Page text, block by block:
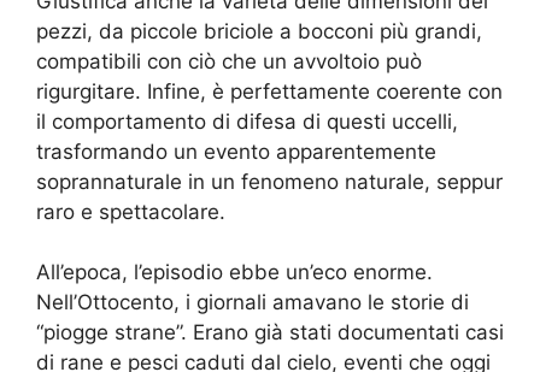
pezzi, da piccole briciole a bocconi più grandi,
compatibili con ciò che un avvoltoio può
rigurgitare. Infine, è perfettamente coerente con
il comportamento di difesa di questi uccelli,
trasformando un evento apparentemente
soprannaturale in un fenomeno naturale, seppur
raro e spettacolare.
All’epoca, l’episodio ebbe un’eco enorme.
Nell’Ottocento, i giornali amavano le storie di
“piogge strane”. Erano già stati documentati casi
di rane e pesci caduti dal cielo, eventi che oggi